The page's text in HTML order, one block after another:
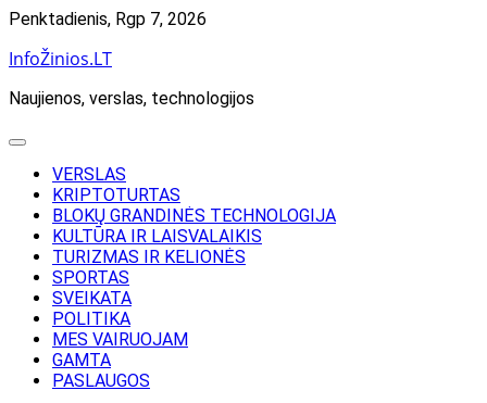
Skip
content
Penktadienis, Rgp 7, 2026
InfoŽinios.LT
Naujienos, verslas, technologijos
VERSLAS
KRIPTOTURTAS
BLOKŲ GRANDINĖS TECHNOLOGIJA
KULTŪRA IR LAISVALAIKIS
TURIZMAS IR KELIONĖS
SPORTAS
SVEIKATA
POLITIKA
MES VAIRUOJAM
GAMTA
PASLAUGOS